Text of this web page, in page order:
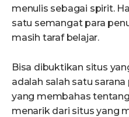
menulis sebagai spirit.
satu semangat para
masih taraf belajar.
Bisa dibuktikan situs
adalah salah satu
yang membahas
menarik dari situs yang